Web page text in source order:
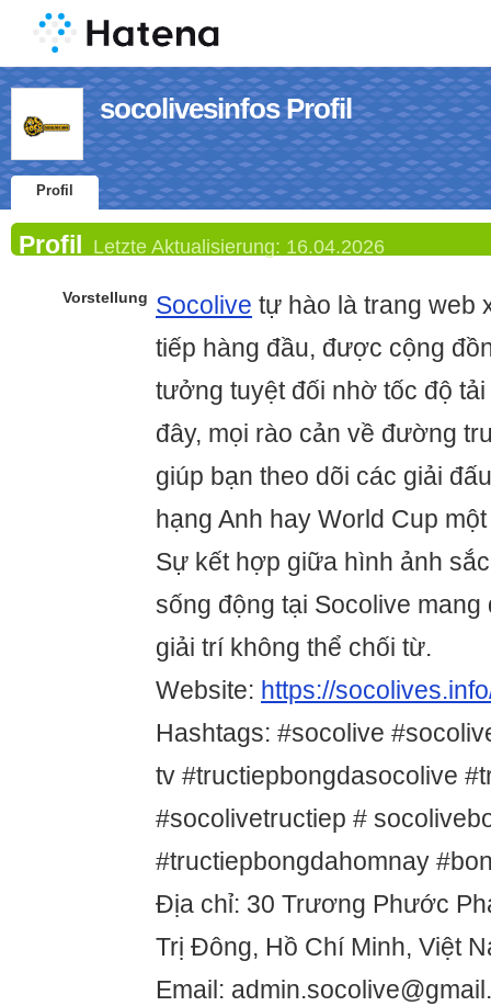
socolivesinfos Profil
Profil
Profil Letzte Aktualisierung: 16.04.2026
Vorstellung Socolive tự hào là trang web
tiếp hàng đầu, được cộng
tưởng tuyệt đối nhờ tốc độ
đây, mọi rào cản về đường
giúp bạn theo dõi các giải
hạng Anh hay World Cup
Sự kết hợp giữa hình ảnh
sống động tại Socolive
giải trí không thể chối từ.
Website: https://
Hashtags: #socolive
tv #tructiepbongdasocolive
#socolivetructiep #
#tructiepbongdahomnay
Địa chỉ: 30 Trương Phước
Trị Đông, Hồ Chí Minh, Việt
Email: